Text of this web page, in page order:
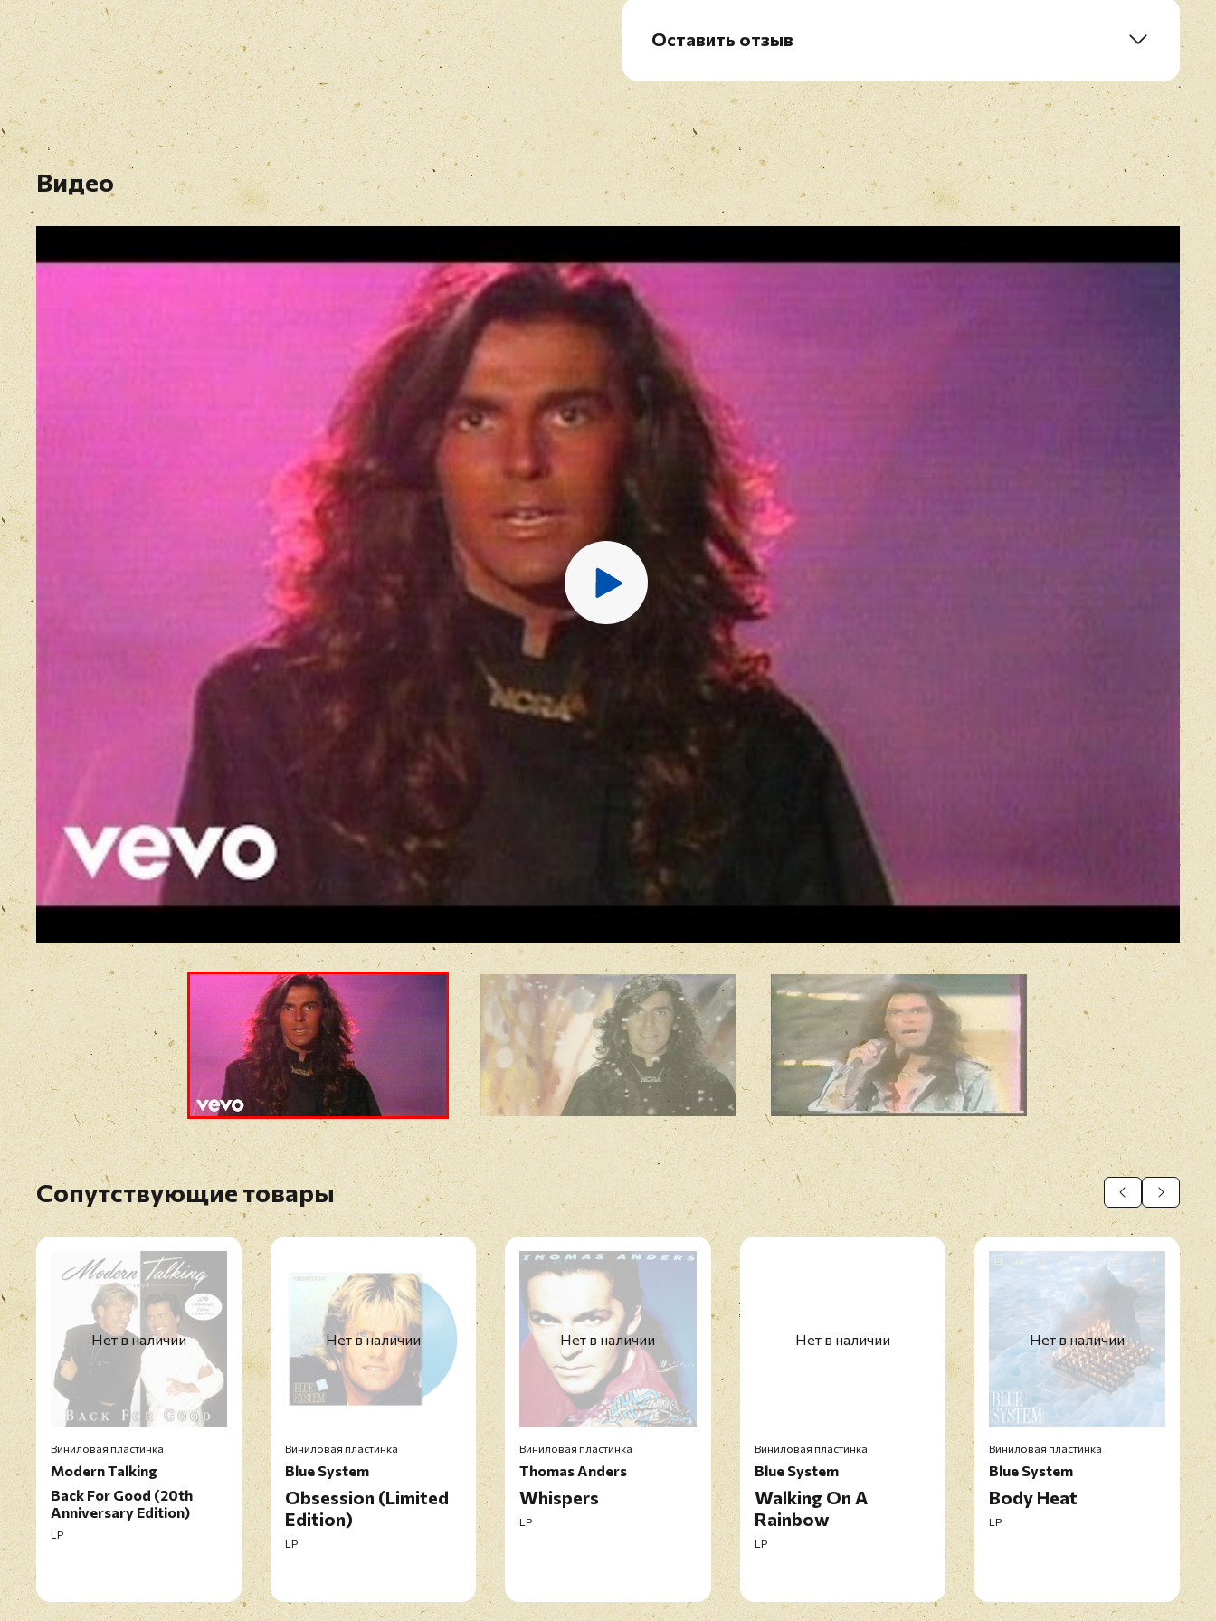
Оставить отзыв
Имя E-mail
*
Перед публикацией отзывы проходят модерацию
Видео
Сопутствующие товары
Нет в наличии
Виниловая пластинка
Modern Talking
Back For Good (20th
Anniversary Edition)
LP
Нет в наличии
Виниловая пластинка
Blue System
Obsession (Limited
Edition)
LP
Нет в наличии
Виниловая пластинка
Thomas Anders
Whispers
LP
Нет в наличии
Виниловая пластинка
Blue System
Walking On A
Rainbow
LP
Нет в наличии
Виниловая пластинка
Blue System
Body Heat
LP